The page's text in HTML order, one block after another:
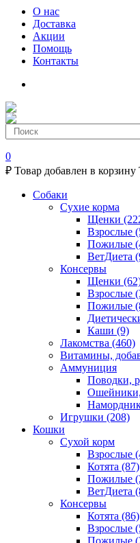
О нас
Доставка
Акции
Помощь
Контакты
0
₽ Товар добавлен в корзину
Собаки
Сухие корма
Щенки
Взрослые
Пожилые
ВетДиета
Консервы
Щенки
Взрослые
Пожилые
Каши (9)
Лакомства (460)
Витамины,
Аммуниция
Поводки,
Игрушки (208)
Кошки
Сухой корм
Взрослые
Котята (87)
Пожилые
ВетДиета
Консервы
Котята (86)
Взрослые
Пожилые